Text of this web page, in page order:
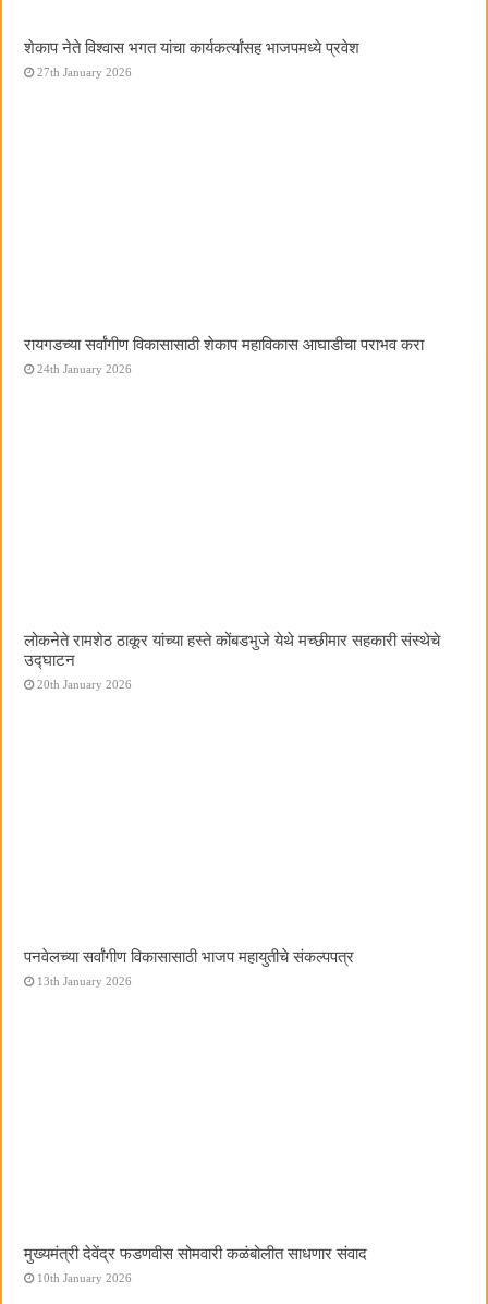
शेकाप नेते विश्वास भगत यांचा कार्यकर्त्यांसह भाजपमध्ये प्रवेश
27th January 2026
रायगडच्या सर्वांगीण विकासासाठी शेकाप महाविकास आघाडीचा पराभव करा
24th January 2026
लोकनेते रामशेठ ठाकूर यांच्या हस्ते कोंबडभुजे येथे मच्छीमार सहकारी संस्थेचे
उद्घाटन
20th January 2026
पनवेलच्या सर्वांगीण विकासासाठी भाजप महायुतीचे संकल्पपत्र
13th January 2026
मुख्यमंत्री देवेंद्र फडणवीस सोमवारी कळंबोलीत साधणार संवाद
10th January 2026